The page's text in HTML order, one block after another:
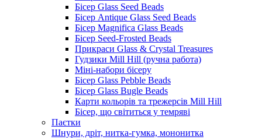
Бісер Glass Seed Beads
Бісер Antique Glass Seed Beads
Бісер Magnifica Glass Beads
Бісер Seed-Frosted Beads
Прикраси Glass & Crystal Treasures
Гудзики Mill Hill (ручна работа)
Міні-набори бісеру
Бісер Glass Pebble Beads
Бісер Glass Bugle Beads
Карти кольорів та трежерсів Mill Hill
Бісер, що світиться у темряві
Паєтки
Шнури, дріт, нитка-гумка, мононитка